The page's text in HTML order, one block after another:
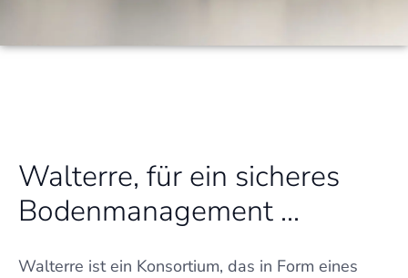
Walterre, für ein sicheres
Bodenmanagement ...
Walterre ist ein Konsortium, das in Form eines